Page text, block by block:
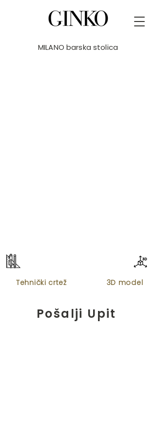
Tehnički crtež 3D model
Pošalji Upit
MILANO barska stolica